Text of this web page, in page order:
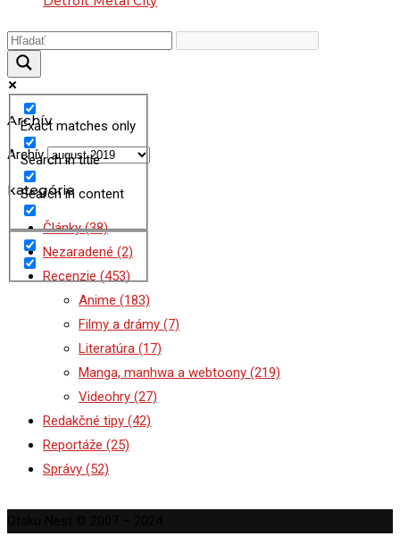
Exact matches only
Search in title
Search in content
Archív
Archív
kategórie
Články(38)
Nezaradené (2)
Recenzie (453)
Anime (183)
Filmy a drámy (7)
Literatúra (17)
Manga, manhwa a webtoony (219)
Videohry (27)
Redakčné tipy (42)
Reportáže (25)
Správy (52)